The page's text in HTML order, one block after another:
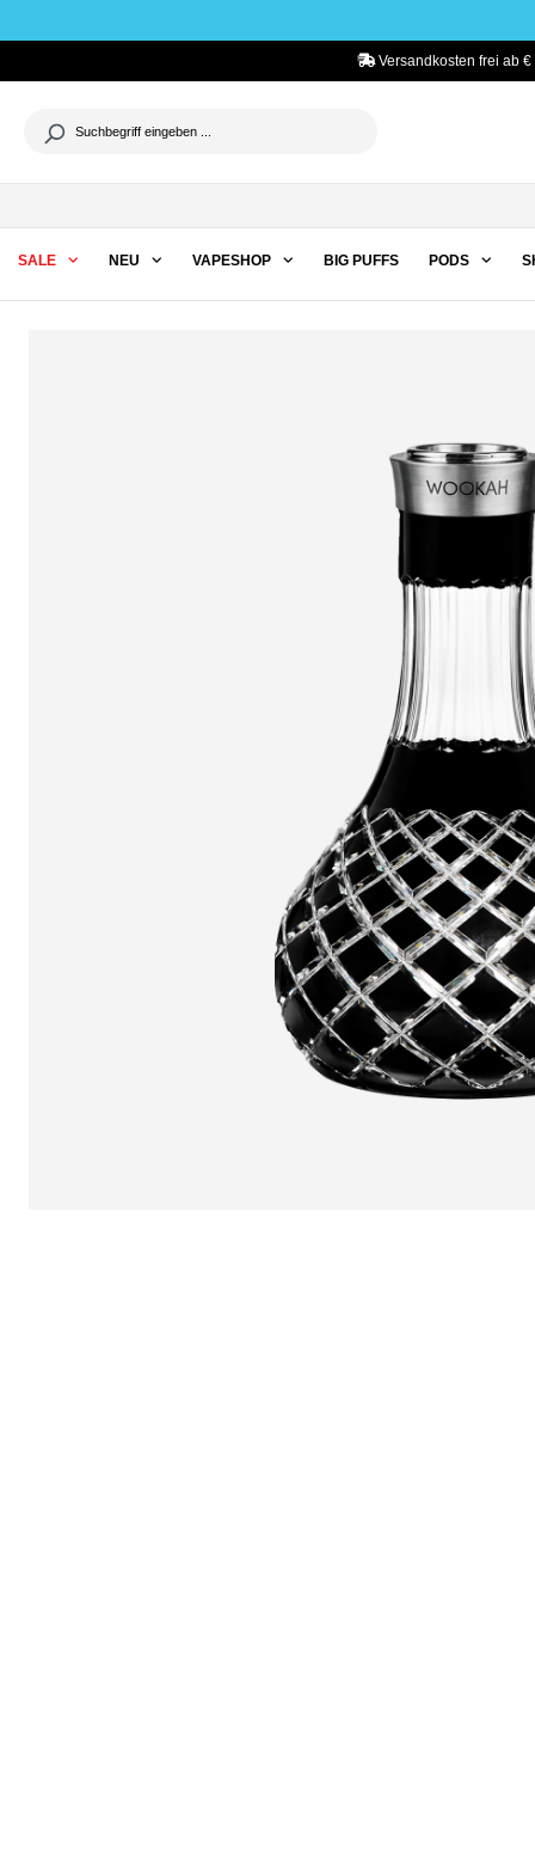
Versandkosten frei ab €
SALE NEU VAPESHOP BIG PUFFS PODS